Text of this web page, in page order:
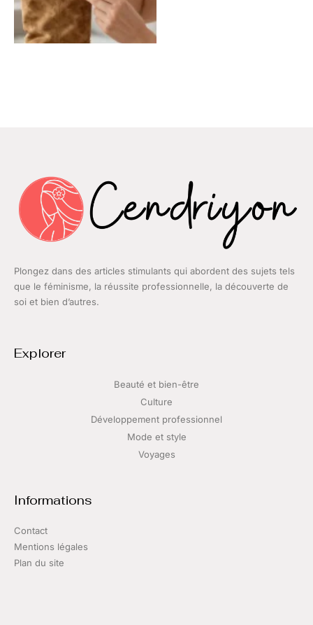
Plongez dans des articles stimulants qui abordent des sujets tels
que le féminisme, la réussite professionnelle, la découverte de
soi et bien d’autres.
Explorer
Beauté et bien-être
Culture
Développement professionnel
Mode et style
Voyages
Informations
Contact
Mentions légales
Plan du site